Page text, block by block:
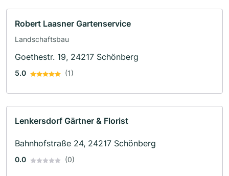
Robert Laasner Gartenservice
Landschaftsbau
Goethestr. 19, 24217 Schönberg
5.0 (1)
Lenkersdorf Gärtner & Florist
Bahnhofstraße 24, 24217 Schönberg
0.0 (0)